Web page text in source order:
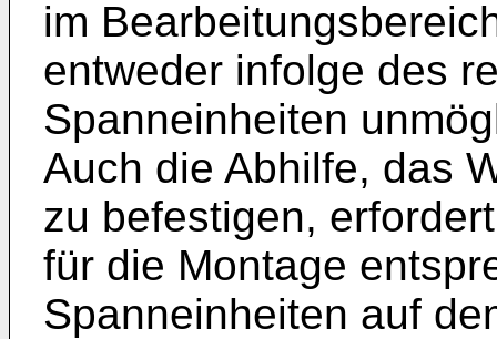
im
entweder infolge des
Spanneinheiten
Auch die Abhilfe, das
zu befestigen,
für die Montage
Spanneinheiten auf